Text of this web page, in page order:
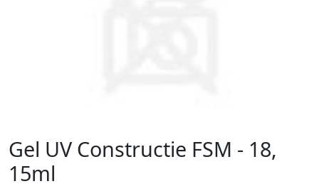
Gel UV Constructie FSM - 18,
15ml